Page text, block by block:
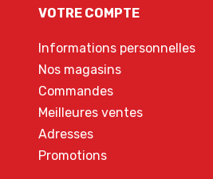
VOTRE COMPTE
Informations personnelles
Nos magasins
Commandes
Meilleures ventes
Adresses
Promotions